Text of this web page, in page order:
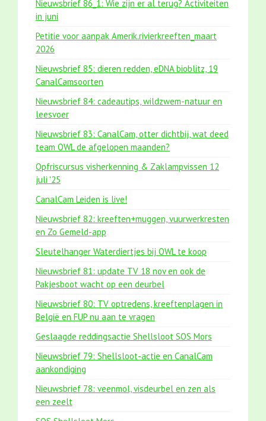
Nieuwsbrief 86_1: Wie zijn er al terug? Activiteiten
in juni
Petitie voor aanpak Amerik.rivierkreeften_maart
2026
Nieuwsbrief 85: dieren redden, eDNA bioblitz, 19
CanalCamsoorten
Nieuwsbrief 84: cadeautips, wildzwem-natuur en
leesvoer
Nieuwsbrief 83: CanalCam, otter dichtbij, wat deed
team OWL de afgelopen maanden?
Opfriscursus visherkenning & Zaklampvissen 12
juli '25
CanalCam Leiden is live!
Nieuwsbrief 82: kreeften+muggen, vuurwerkresten
en Zo Gemeld-app
Sleutelhanger Waterdiertjes bij OWL te koop
Nieuwsbrief 81: update TV 18 nov en ook de
Pakjesboot wacht op een deurbel
Nieuwsbrief 80: TV optredens, kreeftenplagen in
België en FUP nu aan te vragen
Geslaagde reddingsactie Shellsloot SOS Mors
Nieuwsbrief 79: Shellsloot-actie en CanalCam
aankondiging
Nieuwsbrief 78: veenmol, visdeurbel en zen als
een zeelt